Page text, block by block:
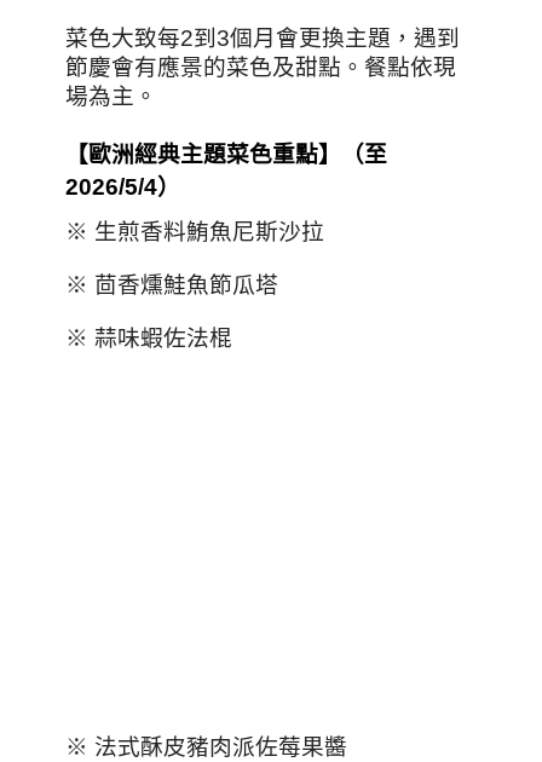
菜色大致每2到3個月會更換主題，遇到
節慶會有應景的菜色及甜點。餐點依現
場為主。
【歐洲經典主題菜色重點】（至
2026/5/4）
※ 生煎香料鮪魚尼斯沙拉
※ 茴香燻鮭魚節瓜塔
※ 蒜味蝦佐法棍
※ 法式酥皮豬肉派佐莓果醬